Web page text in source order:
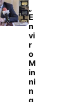
„
E
n
vi
r
o
M
in
ni
n
g